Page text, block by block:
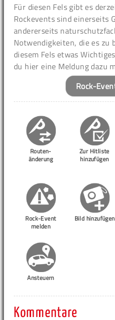
Für diesen Fels gibt es
Rockevents sind einerseits
andererseits
Notwendigkeiten, die es zu
diesem Fels etwas
du hier eine Meldung dazu
Rock-
Routen-
änderung
Zur Hitliste
hinzufügen
Rock-Event
melden
Bild hinzufügen
Ansteuern
Kommentare